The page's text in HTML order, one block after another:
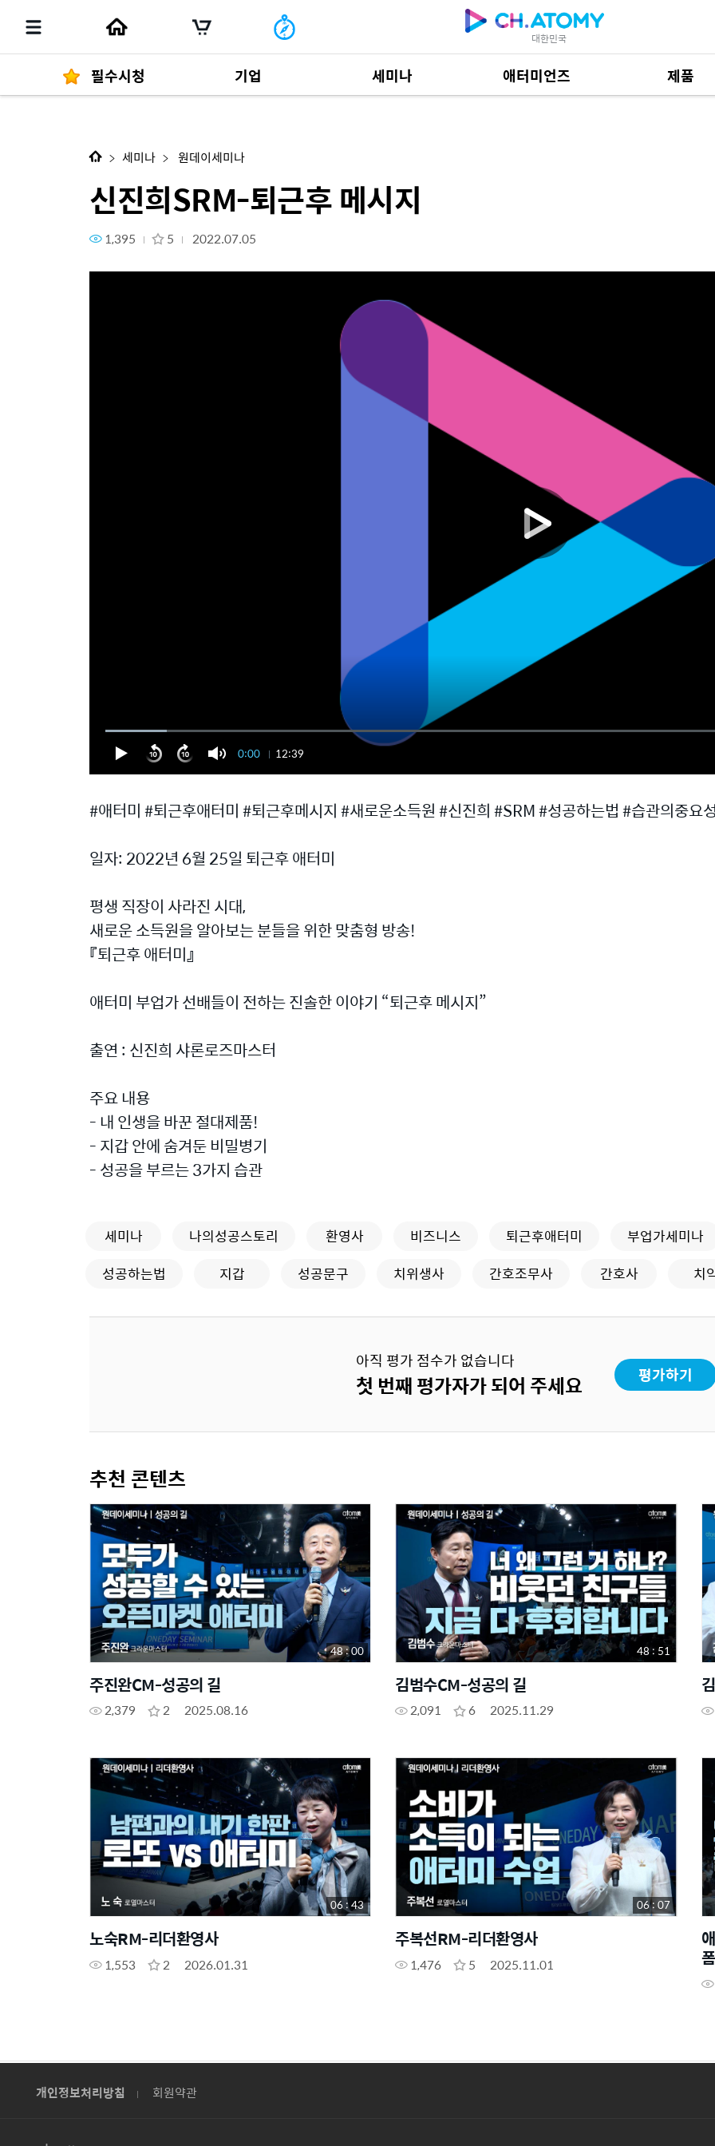
대한민국
필수시청 기업
경영자 메세지
세미나 애터미언즈 제품
제품 자료684
신진희SRM-퇴근후 메시지
세미나 원데이세미나
신진희SRM-퇴근후 메시지
1,395 5 2022.07.05
0:00 12:39
#애터미 #퇴근후애터미 #퇴근후메시지 #새로운소득원 #신진희 #SRM #성공하는법 #습관의중요
일자: 2022년 6월 25일 퇴근후 애터미
평생 직장이 사라진 시대,
새로운 소득원을 알아보는 분들을 위한 맞춤형 방송!
『퇴근후 애터미』
애터미 부업가 선배들이 전하는 진솔한 이야기 “퇴근후 메시지”
출연 : 신진희 샤론로즈마스터
주요 내용
- 내 인생을 바꾼 절대제품!
- 지갑 안에 숨겨둔 비밀병기
- 성공을 부르는 3가지 습관
세미나 나의성공스토리 환영사 비즈니스 퇴근후애터미
부업가세미나
성공하는법
지갑 성공문구 치위생사 간호조무사 간호사 치
아직 평가 점수가 없습니다
첫 번째 평가자가 되어 주세요 평가하기
추천 콘텐츠
주진완CM-성공의 길
2,379 2 2025.08.16
48 : 00
김범수CM-성공의 길
2,091 6 2025.11.29
48 : 51
노숙RM-리더환영사
1,553 2 2026.01.31
06 : 43
주복선RM-리더환영사
1,476 5 2025.11.01
06 : 07
개인정보처리방침 회원약관